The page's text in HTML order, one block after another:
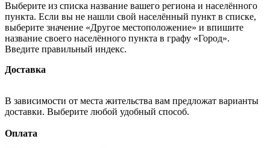
Выберите из списка название вашего региона и населённого
пункта. Если вы не нашли свой населённый пункт в списке,
выберите значение «Другое местоположение» и впишите
название своего населённого пункта в графу «Город».
Введите правильный индекс.
Доставка
В зависимости от места жительства вам предложат варианты
доставки. Выберите любой удобный способ.
Оплата